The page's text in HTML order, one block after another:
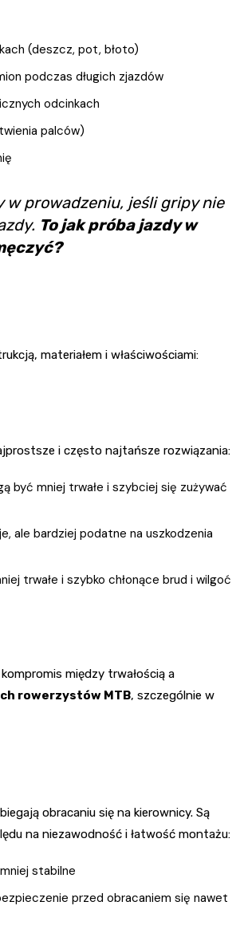
(deszcz, pot, błoto)
podczas długich zjazdów
odcinkach
palców)
w prowadzeniu, jeśli gripy nie
To jak próba jazdy w
materiałem i właściwościami:
i często najtańsze rozwiązania:
być mniej trwałe i szybciej się zużywać
ale bardziej podatne na uszkodzenia
trwałe i szybko chłonące brud i wilgoć
między trwałością a
rowerzystów MTB, szczególnie w
obracaniu się na kierownicy. Są
na niezawodność i łatwość montażu:
stabilne
przed obracaniem się nawet